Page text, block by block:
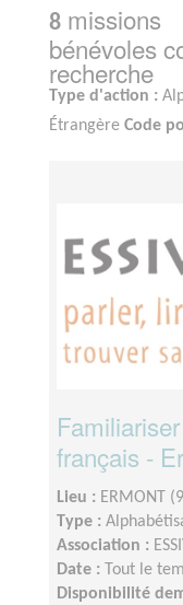
8 missions
bénévoles
recherche
Type d'action :
Étrangère Code
français -
Lieu : ERMONT
Type :
Association :
Date :
Tout le
Disponibilité